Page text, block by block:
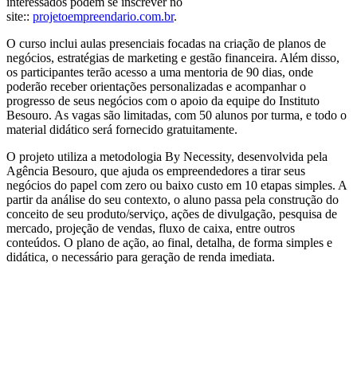
site:: projetoempreendario.com.br.
O curso inclui aulas presenciais focadas na criação de planos de
negócios, estratégias de marketing e gestão financeira. Além disso,
os participantes terão acesso a uma mentoria de 90 dias, onde
poderão receber orientações personalizadas e acompanhar o
progresso de seus negócios com o apoio da equipe do Instituto
Besouro. As vagas são limitadas, com 50 alunos por turma, e todo o
material didático será fornecido gratuitamente.
O projeto utiliza a metodologia By Necessity, desenvolvida pela
Agência Besouro, que ajuda os empreendedores a tirar seus
negócios do papel com zero ou baixo custo em 10 etapas simples. A
partir da análise do seu contexto, o aluno passa pela construção do
conceito de seu produto/serviço, ações de divulgação, pesquisa de
mercado, projeção de vendas, fluxo de caixa, entre outros
conteúdos. O plano de ação, ao final, detalha, de forma simples e
didática, o necessário para geração de renda imediata.